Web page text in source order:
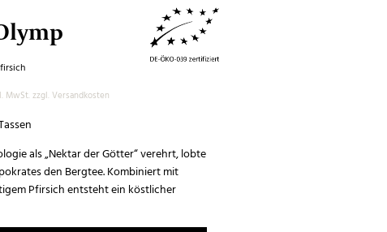
MwSt. zzgl.Versandkosten
als„Nektar der Götter“ verehrt, lobte
den Bergtee. Kombiniert mit
Pfirsich entsteht ein köstlicher